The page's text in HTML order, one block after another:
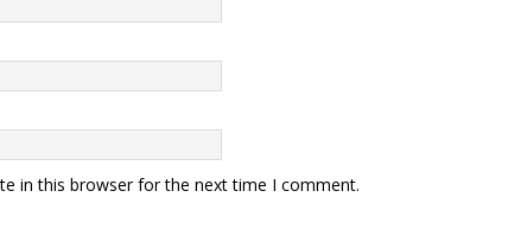
in this browser for the next time I comment.